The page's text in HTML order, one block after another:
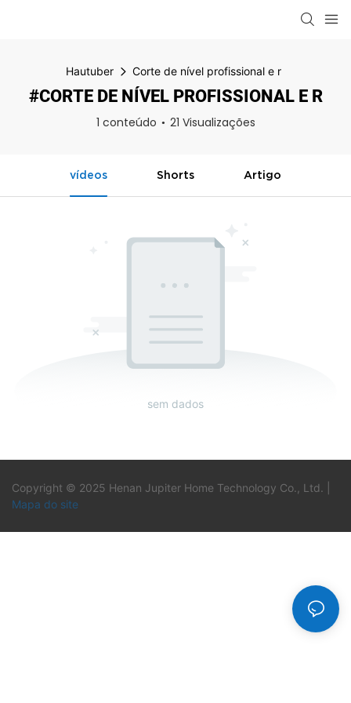
Hautuber Corte de nível profissional e r
#CORTE DE NÍVEL PROFISSIONAL E R
1 conteúdo 21 Visualizações
vídeos Shorts Artigo
sem dados
Copyright © 2025 Henan Jupiter Home Technology Co., Ltd. |
Mapa do site